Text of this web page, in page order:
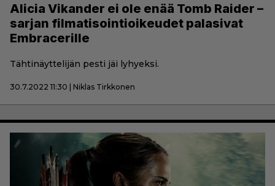
Alicia Vikander ei ole enää Tomb Raider –
sarjan filmatisointioikeudet palasivat
Embracerille
Tähtinäyttelijän pesti jäi lyhyeksi.
30.7.2022 11:30 | Niklas Tirkkonen